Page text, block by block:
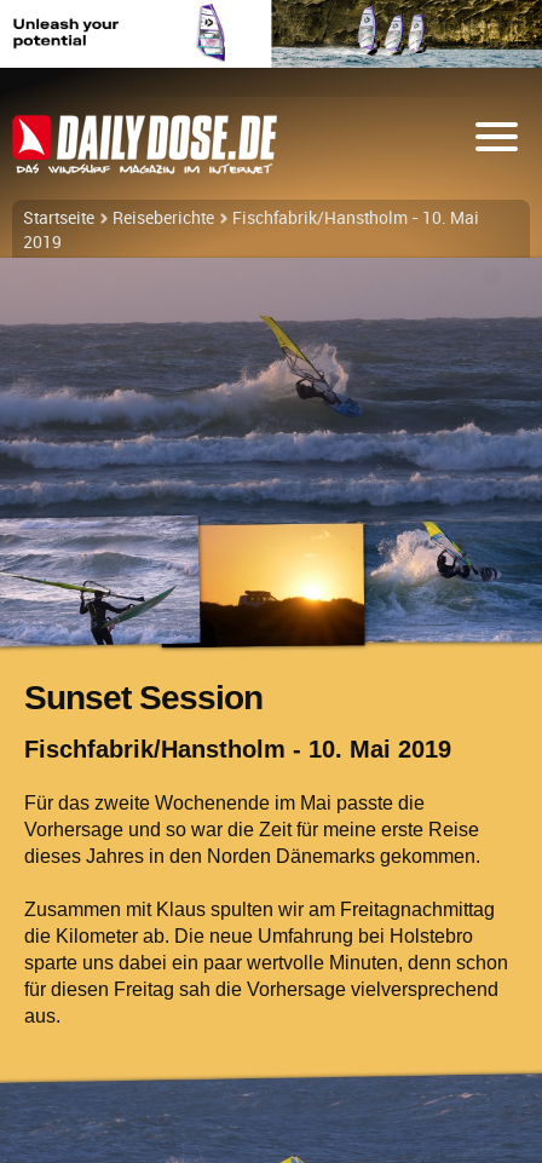
Startseite Reiseberichte
Fischfabrik/Hanstholm - 10. Mai
2019
Sunset Session
Fischfabrik/Hanstholm - 10. Mai 2019
Für das zweite Wochenende im Mai passte die
Vorhersage und so war die Zeit für meine erste Reise
dieses Jahres in den Norden Dänemarks gekommen.
Zusammen mit Klaus spulten wir am Freitagnachmittag
die Kilometer ab. Die neue Umfahrung bei Holstebro
sparte uns dabei ein paar wertvolle Minuten, denn schon
für diesen Freitag sah die Vorhersage vielversprechend
aus.